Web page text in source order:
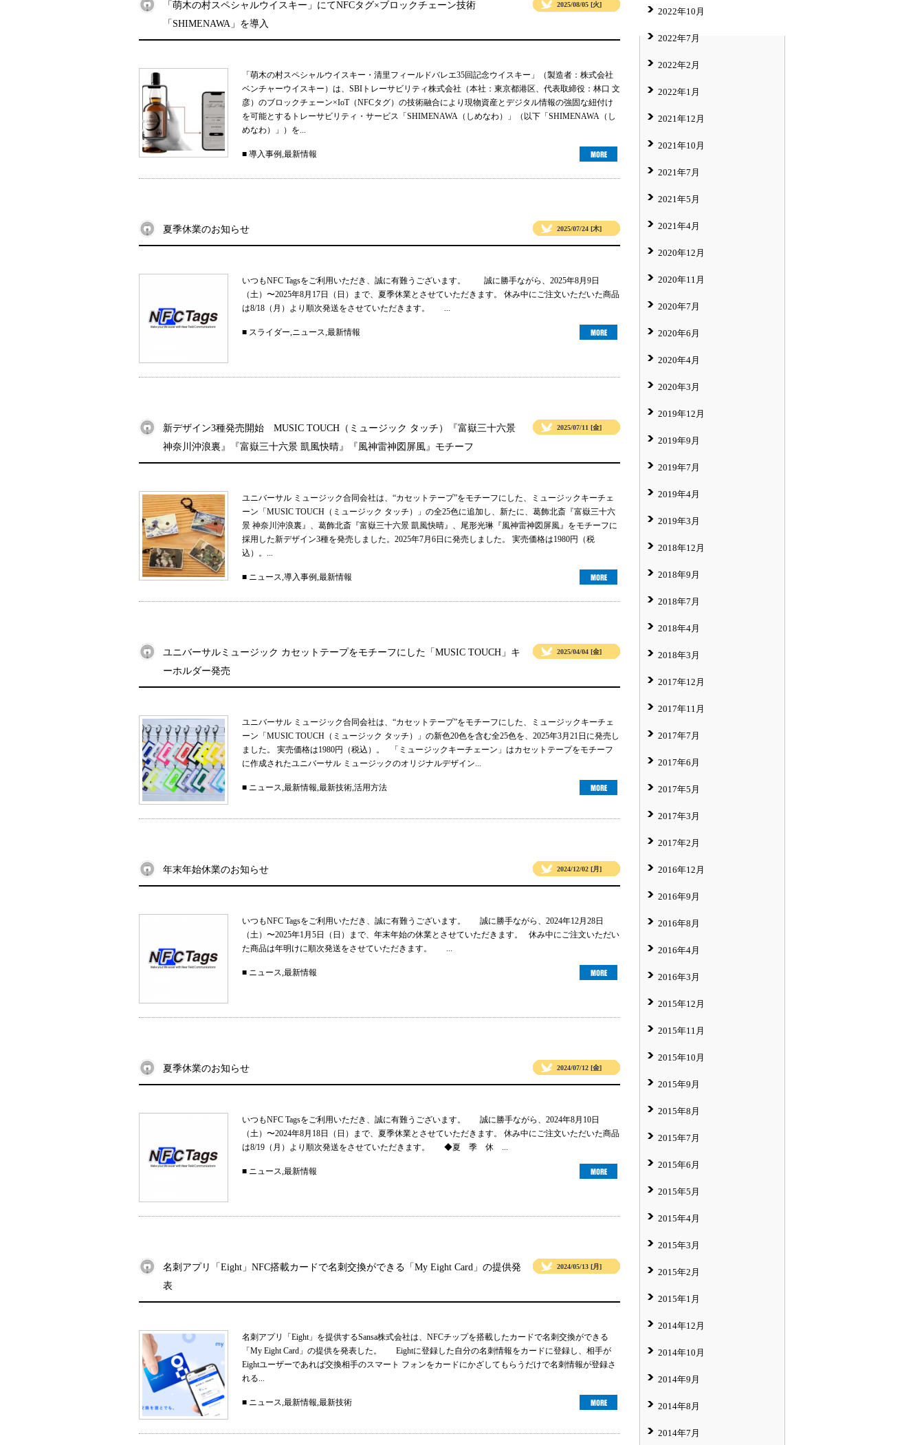
「萌木の村スペシャルウイスキー」にてNFCタグ×ブロックチェーン技術
「SHIMENAWA」を導入
2025/08/05 [火]
「萌木の村スペシャルウイスキー・清里フィールドバレエ35回記念ウイスキー」（製造者：株式会社
ベンチャーウイスキー）は、SBIトレーサビリティ株式会社（本社：東京都港区、代表取締役：林口 文
彦）のブロックチェーン×IoT（NFCタグ）の技術融合により現物資産とデジタル情報の強固な紐付け
を可能とするトレーサビリティ・サービス「SHIMENAWA（しめなわ）」（以下「SHIMENAWA（し
めなわ）」）を...
■ 導入事例,最新情報
夏季休業のお知らせ 2025/07/24 [木]
いつもNFC Tagsをご利用いただき、誠に有難うございます。 誠に勝手ながら、2025年8月9日
（土）〜2025年8月17日（日）まで、夏季休業とさせていただきます。 休み中にご注文いただいた商品
は8/18（月）より順次発送をさせていただきます。 ...
■ スライダー,ニュース,最新情報
新デザイン3種発売開始 MUSIC TOUCH（ミュージック タッチ）『富嶽三十六景
神奈川沖浪裏』『富嶽三十六景 凱風快晴』『風神雷神図屏風』モチーフ
2025/07/11 [金]
ユニバーサル ミュージック合同会社は、“カセットテープ”をモチーフにした、ミュージックキーチェ
ーン「MUSIC TOUCH（ミュージック タッチ）」の全25色に追加し、新たに、葛飾北斎『富嶽三十六
景 神奈川沖浪裏』、葛飾北斎『富嶽三十六景 凱風快晴』、尾形光琳『風神雷神図屏風』をモチーフに
採用した新デザイン3種を発売しました。2025年7月6日に発売しました。 実売価格は1980円（税
込）。...
■ ニュース,導入事例,最新情報
ユニバーサルミュージック カセットテープをモチーフにした「MUSIC TOUCH」キ
ーホルダー発売
2025/04/04 [金]
ユニバーサル ミュージック合同会社は、“カセットテープ”をモチーフにした、ミュージックキーチェ
ーン「MUSIC TOUCH（ミュージック タッチ）」の新色20色を含む全25色を、2025年3月21日に発売し
ました。 実売価格は1980円（税込）。 「ミュージックキーチェーン」はカセットテープをモチーフ
に作成されたユニバーサル ミュージックのオリジナルデザイン...
■ ニュース,最新情報,最新技術,活用方法
年末年始休業のお知らせ 2024/12/02 [月]
いつもNFC Tagsをご利用いただき、誠に有難うございます。 誠に勝手ながら、2024年12月28日
（土）〜2025年1月5日（日）まで、年末年始の休業とさせていただきます。 休み中にご注文いただい
た商品は年明けに順次発送をさせていただきます。 ...
■ ニュース,最新情報
夏季休業のお知らせ 2024/07/12 [金]
いつもNFC Tagsをご利用いただき、誠に有難うございます。 誠に勝手ながら、2024年8月10日
（土）〜2024年8月18日（日）まで、夏季休業とさせていただきます。 休み中にご注文いただいた商品
は8/19（月）より順次発送をさせていただきます。 ◆夏 季 休 ...
■ ニュース,最新情報
名刺アプリ「Eight」NFC搭載カードで名刺交換ができる「My Eight Card」の提供発
表
2024/05/13 [月]
名刺アプリ「Eight」を提供するSansa株式会社は、NFCチップを搭載したカードで名刺交換ができる
「My Eight Card」の提供を発表した。 Eightに登録した自分の名刺情報をカードに登録し、相手が
Eightユーザーであれば交換相手のスマート フォンをカードにかざしてもらうだけで名刺情報が登録さ
れる...
■ ニュース,最新情報,最新技術
2022年10月
2022年7月
2022年2月
2022年1月
2021年12月
2021年10月
2021年7月
2021年5月
2021年4月
2020年12月
2020年11月
2020年7月
2020年6月
2020年4月
2020年3月
2019年12月
2019年9月
2019年7月
2019年4月
2019年3月
2018年12月
2018年9月
2018年7月
2018年4月
2018年3月
2017年12月
2017年11月
2017年7月
2017年6月
2017年5月
2017年3月
2017年2月
2016年12月
2016年9月
2016年8月
2016年4月
2016年3月
2015年12月
2015年11月
2015年10月
2015年9月
2015年8月
2015年7月
2015年6月
2015年5月
2015年4月
2015年3月
2015年2月
2015年1月
2014年12月
2014年10月
2014年9月
2014年8月
2014年7月